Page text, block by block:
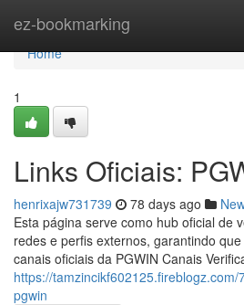
ez-bookmarking
Home
Home
1
Links Oficiais:
henrixajw731739 78 days ago
Esta página serve como hub oficial de
redes e perfis externos, garantindo
canais oficiais da PGWIN Canais
https://
pgwin